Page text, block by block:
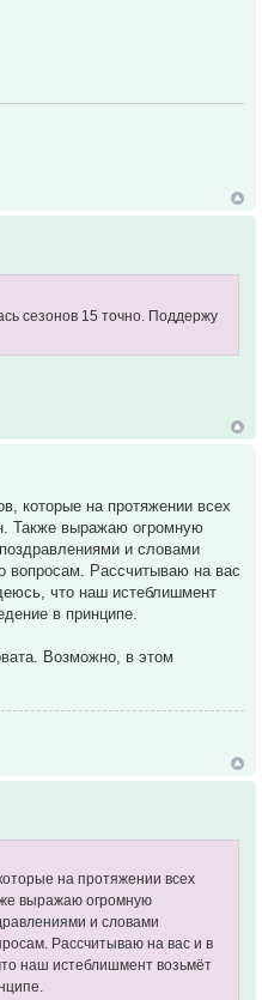
сезонов 15 точно. Поддержу
которые на протяжении всех
Также выражаю огромную
и словами
вопросам. Рассчитываю на вас
что наш истеблишмент
в принципе.
Возможно, в этом
на протяжении всех
выражаю огромную
и словами
Рассчитываю на вас и в
наш истеблишмент возьмёт